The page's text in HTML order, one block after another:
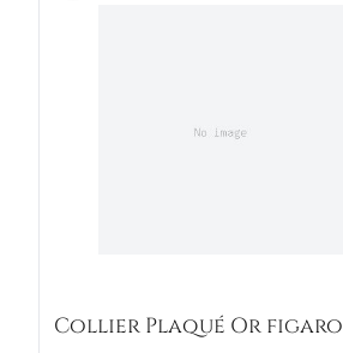
Collier Plaqué Or figaro